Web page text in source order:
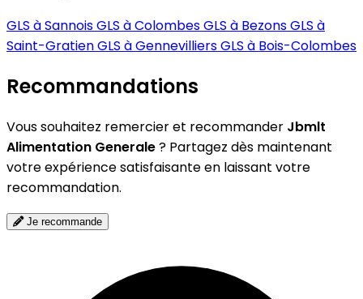
GLS à SannoisGLS à ColombesGLS à BezonsGLS à
Saint-GratienGLS à GennevilliersGLS à Bois-Colombes
Recommandations
Vous souhaitez remercier et recommander Jbmlt
Alimentation Generale? Partagez dès maintenant
votre expérience satisfaisante en laissant votre
recommandation.
Je recommande